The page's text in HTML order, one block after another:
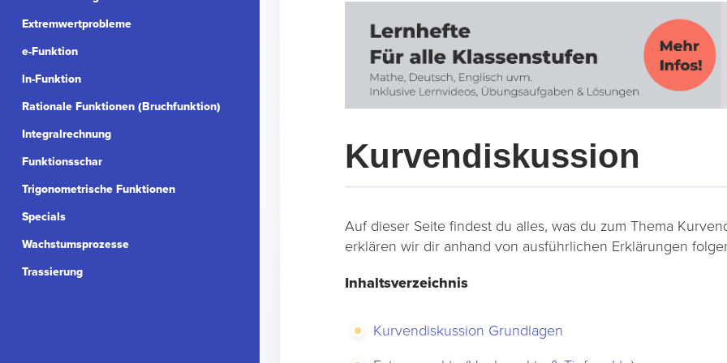
Kurvendiskussion
Auf dieser Seite findest du alles, was du zum Thema
erklären wir dir anhand von ausführlichen Erklärungen
Inhaltsverzeichnis
Kurvendiskussion Grundlagen
Extremwertprobleme
e-Funktion
ln-Funktion
Rationale Funktionen (Bruchfunktion)
Integralrechnung
Funktionsschar
Trigonometrische Funktionen
Specials
Wachstumsprozesse
Trassierung